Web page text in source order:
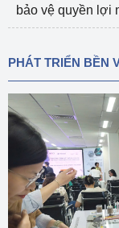
bảo vệ quyền lợi
PHÁT TRIỂN BỀN